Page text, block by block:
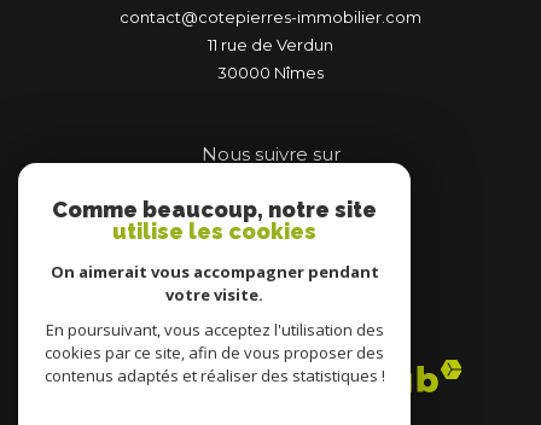
contact@cotepierres-immobilier.com
11 rue de Verdun
30000
nîmes
Nous suivre sur
Adhérents
Comme beaucoup, notre site
utilise les cookies
On aimerait vous accompagner pendant
votre visite.
En poursuivant, vous acceptez l'utilisation des
cookies par ce site, afin de vous proposer des
contenus adaptés et réaliser des statistiques !